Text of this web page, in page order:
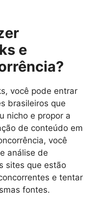
e
você pode entrar
brasileiros que
nicho e propor a
de conteúdo em
você
análise de
sites que estão
e tentar
fontes.